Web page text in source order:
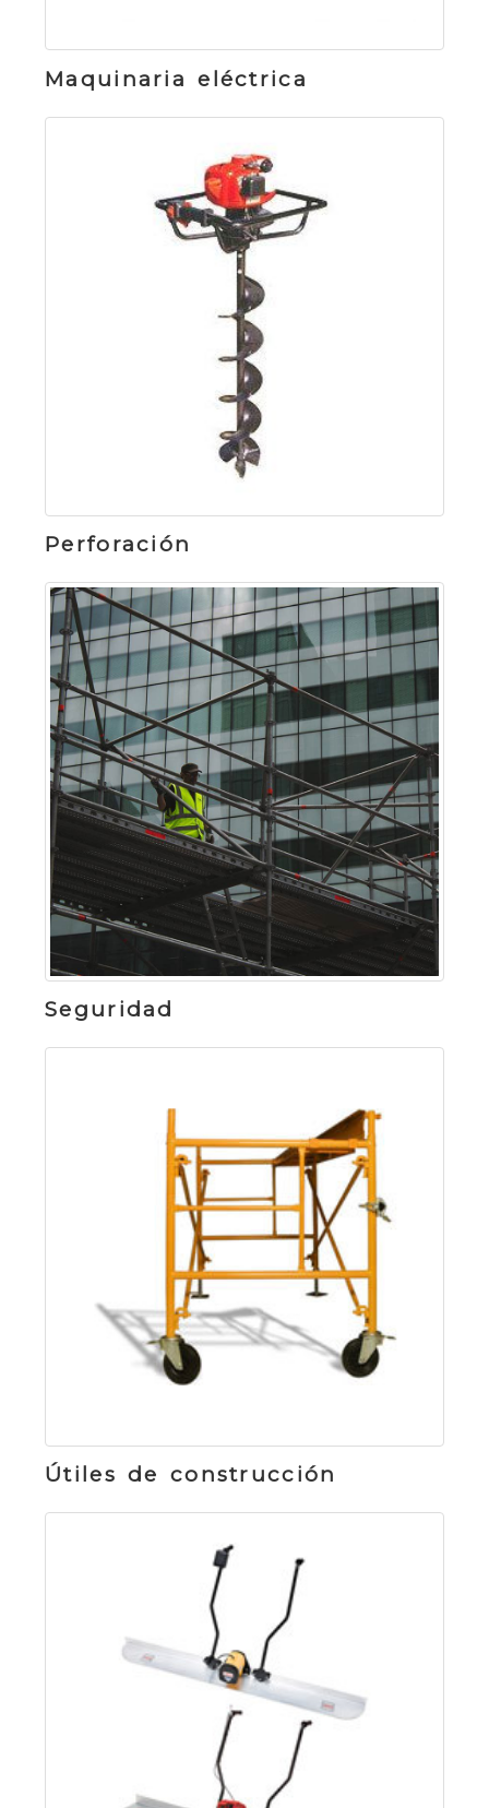
Maquinaria eléctrica
Perforación
Seguridad
Útiles de construcción